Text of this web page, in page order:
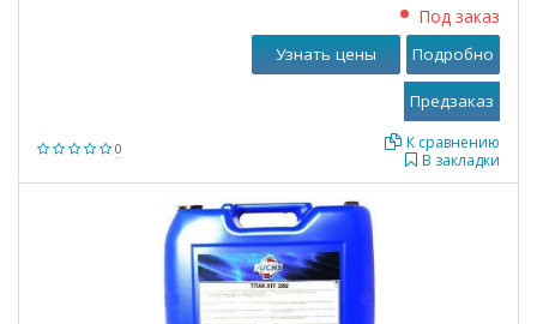
0
Под заказ
В закладки
К сравнению
Узнать цены Подробно